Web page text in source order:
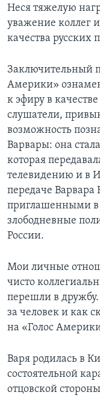
Неся тяжелую
уважение коллег
качества русских
Заключительный
Америки»
к эфиру в
слушатели,
возможность
Варвары: она
которая
телевидению и в
передаче
приглашенными в
злободневные
России.
Мои личные
чисто
перешли в дружбу.
за человек и как
на «Голос
Варя родилась в
состоятельной
отцовской